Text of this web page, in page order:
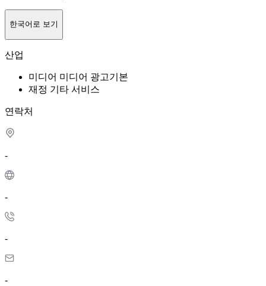
한국어로 보기
산업
미디어 미디어 광고기본
재정 기타 서비스
연락처
-
-
-
-